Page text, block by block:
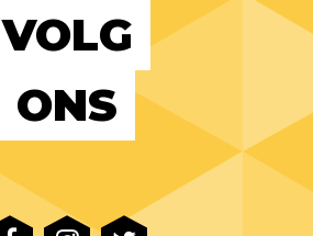
VOLG
ONS